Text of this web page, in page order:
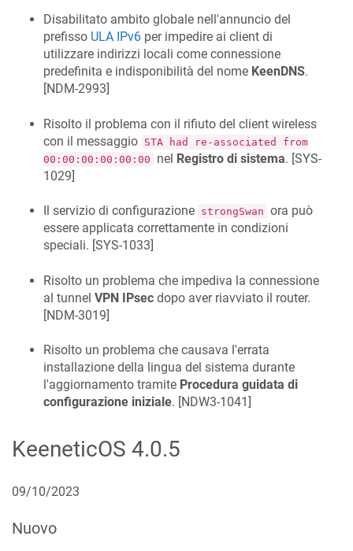
Disabilitato ambito globale nell'annuncio del
prefisso ULA IPv6 per impedire ai client di
utilizzare indirizzi locali come connessione
predefinita e indisponibilità del nome KeenDNS.
[NDM-2993]
Risolto il problema con il rifiuto del client wireless
con il messaggio STA had re-associated from
00:00:00:00:00:00
nel Registro di sistema. [SYS-
1029]
Il servizio di configurazione strongSwan ora può
essere applicata correttamente in condizioni
speciali. [SYS-1033]
Risolto un problema che impediva la connessione
al tunnel VPN IPsec dopo aver riavviato il router.
[NDM-3019]
Risolto un problema che causava l'errata
installazione della lingua del sistema durante
l'aggiornamento tramite Procedura guidata di
configurazione iniziale. [NDW3-1041]
KeeneticOS 4.0.5
09/10/2023
Nuovo